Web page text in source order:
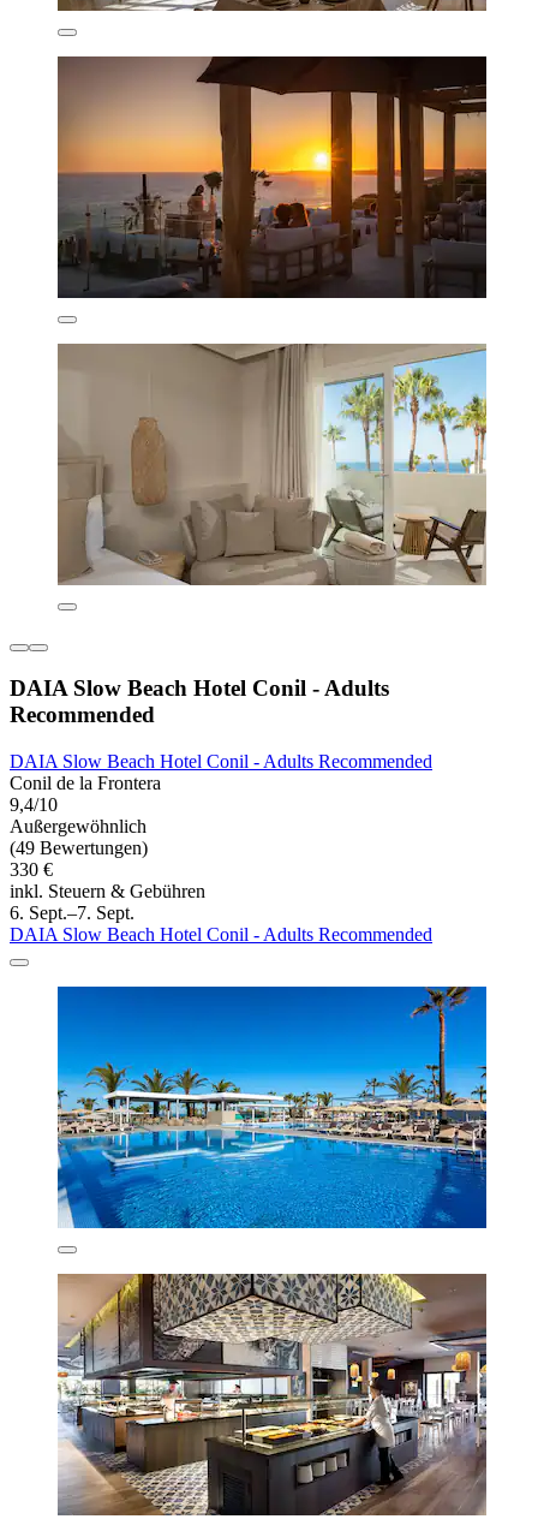
DAIA Slow Beach Hotel Conil - Adults
Recommended
DAIA Slow Beach Hotel Conil - Adults Recommended
Conil de la Frontera
9,4/10
Außergewöhnlich
(49 Bewertungen)
330 €
inkl. Steuern & Gebühren
6. Sept.–7. Sept.
DAIA Slow Beach Hotel Conil - Adults Recommended